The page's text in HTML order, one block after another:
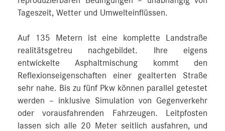
Tageszeit, Wetter und Umwelteinflüssen.
Auf 135 Metern ist eine komplette Landstraße
realitätsgetreu nachgebildet. Ihre eigens
entwickelte Asphaltmischung kommt den
Reflexionseigenschaften einer gealterten Straße
sehr nahe. Bis zu fünf Pkw können parallel getestet
werden – inklusive Simulation von Gegenverkehr
oder vorausfahrenden Fahrzeugen. Leitpfosten
lassen sich alle 20 Meter seitlich ausfahren, und